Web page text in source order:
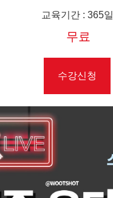
교육기간: 365일
무료
수강신청